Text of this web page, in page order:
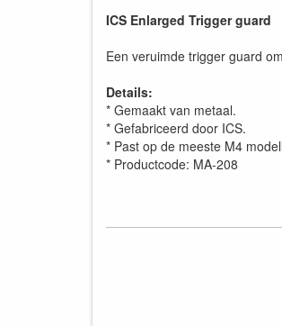
ICS Enlarged Trigger guard
Een veruimde trigger guard
Details:
* Gemaakt van metaal.
* Gefabriceerd door ICS.
* Past op de meeste M4
* Productcode: MA-208